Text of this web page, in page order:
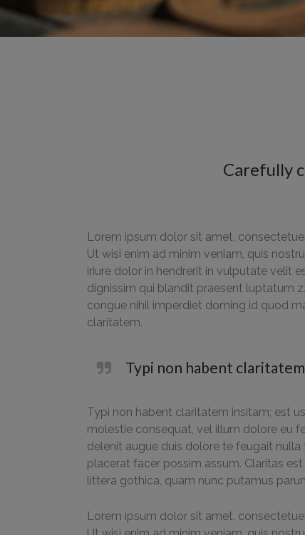
Carefully
Lorem ipsum dolor sit amet,
Ut wisi enim ad minim veniam, quis
iriure dolor in hendrerit in vulputate velit
dignissim qui blandit praesent luptatum
congue nihil imperdiet doming id quod
claritatem.
Typi non habent
Typi non habent claritatem insitam; est
molestie consequat, vel illum dolore eu
delenit augue duis dolore te feugait
placerat facer possim assum. Claritas
littera gothica, quam nunc putamus
Lorem ipsum dolor sit amet,